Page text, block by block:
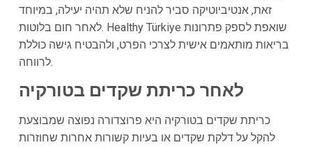
זאת, אנטיביוטיקה סביר להניח שלא תהיה יעילה, במיוחד
לאחר חום בלוטות. Healthy Türkiye שואפת לספק פתרונות
בריאות מותאמים אישית לצרכי הפרט, ולהבטיח גישה כוללת
לרווחה.
לאחר כריתת שקדים בטורקיה
כריתת שקדים בטורקיה היא פרוצדורה נפוצה שמבוצעת
להקל על דלקת שקדים או בעיות קשורות אחרות שחוזרות